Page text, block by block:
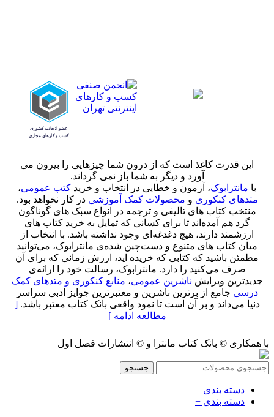
این قدرت کاغذ است که از درون شما چیزهایی را بیرون می
آورد و دیگر به شما باز نمی گرداند.
با مانترابوک، آزمون و خطایی در انتخاب و خرید کتب عمومی،
متدهای کنکوری و محصولات کمک آموزشی در کار نخواهد بود.
منتخب کتاب‌ های تالیفی و ترجمه در انواع سبک های گوناگون
گرد هم آمده‌اند تا برای کسانی که تمایل به خرید کتاب های
ارزشمند دارند، هیچ دغدغه‌ای وجود نداشته باشد. با انتخاب از
میان کتاب های متنوع و دست‌چین شده‌ی مانترابوک، می‌توانید
مطمئن باشید که کتابی که خریده اید، ارزش زمانی که برای آن
صرف می‌کنید را دارد. مانترابوک، رسالت خود را ارائه‌ی
جدیدترین ویرایش ناشرین عمومی، منابع کنکوری و متدهای کمک
درسی جامع از برترین ناشرین و معتبرترین جوایز ادبی سراسر
دنیا می‌داند و بر آن است تا نمود واقعی بانک کتاب معتبر باشد.[
مطالعه ادامه ]
با همکاری © بانک کتاب مانترا و © انتشارات فصل اول
جستجو
دسته بندی
دسته بندی +